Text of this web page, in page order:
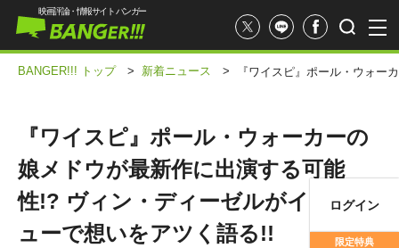
映画記事
映画評論・情報サイト バンガー
ログイン
限定特典
BANGER!!! トップ > 新着ニュース > 『ワイスピ』ポール・ウォー
『ワイスピ』ポール・ウォーカーの
娘メドウが最新作に出演する可能
性!? ヴィン・ディーゼルがインタビ
ューで想いをアツく語る!!